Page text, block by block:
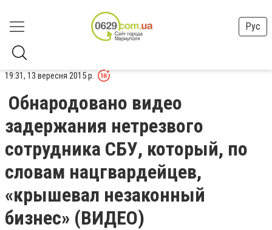
Рус
19:31, 13 вересня 2015 р.
Обнародовано видео
задержания нетрезвого
сотрудника СБУ, который, по
словам нацгвардейцев,
«крышевал незаконный
бизнес» (ВИДЕО)